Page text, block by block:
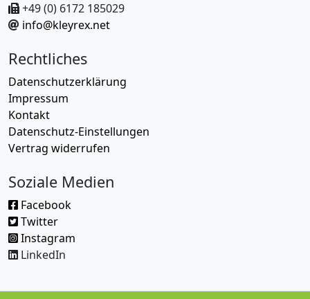
+49 (0) 6172 185029
info@kleyrex.net
Rechtliches
Datenschutzerklärung
Impressum
Kontakt
Datenschutz-Einstellungen
Vertrag widerrufen
Soziale Medien
Facebook
Twitter
Instagram
LinkedIn